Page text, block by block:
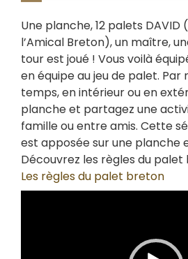
Une planche, 12 palets
l’Amical Breton), un maître,
tour est joué ! Vous voilà
en équipe au jeu de palet. Par
temps, en intérieur ou en
planche et partagez une
famille ou entre amis. Cette
est apposée sur une planche
Découvrez les règles du palet
Les règles du palet breton